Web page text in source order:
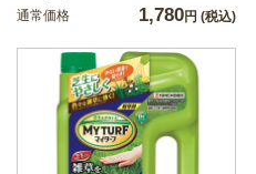
通常価格 1,780円 (税込)